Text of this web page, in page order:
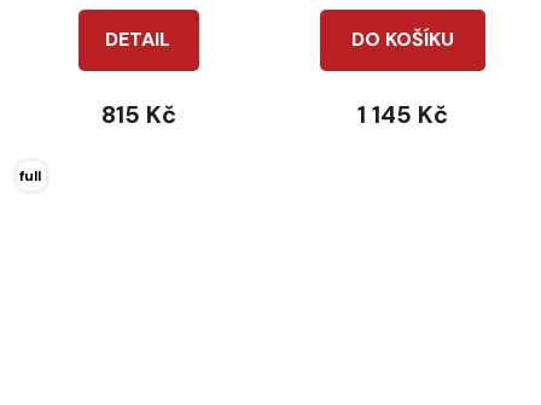
DETAIL
815 Kč
full
DO KOŠÍKU
1 145 Kč